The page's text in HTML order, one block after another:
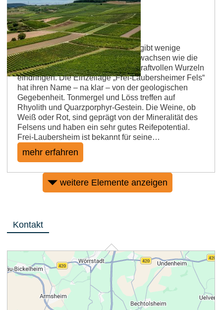
Frei-Laubersheimer Fels
Mit den Wurzeln tief im Gestein Es gibt wenige
Kulturpflanzen, die so gut auf Fels wachsen wie die
Rebe. Metertief kann sie mit ihren kraftvollen Wurzeln
eindringen. Die Einzellage „Frei-Laubersheimer Fels“
hat ihren Name – na klar – von der geologischen
Gegebenheit. Tonmergel und Löss treffen auf
Rhyolith und Quarzporphyr-Gestein. Die Weine, ob
Weiß oder Rot, sind geprägt von der Mineralität des
Felsens und haben ein sehr gutes Reifepotential.
Frei-Laubersheim ist bekannt für seine…
mehr erfahren
weitere Elemente anzeigen
Kontakt